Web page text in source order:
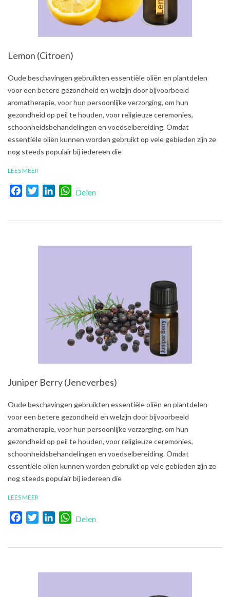
Lemon (Citroen)
2021-
Oude beschavingen gebruikten essentiële oliën en plantdelen
voor een betere gezondheid en welzijn door bijvoorbeeld
aromatherapie, voor hun persoonlijke verzorging, om hun
gezondheid op peil te houden, voor religieuze ceremonies,
schoonheidsbehandelingen en voedselbereiding. Omdat
essentiële oliën kunnen worden gebruikt op vele gebieden zijn ze
nog steeds populair bij iedereen die
LEES MEER
FacebookTwitterLinkedInWhatsApp
Delen
Juniper Berry (Jeneverbes)
2021-
Oude beschavingen gebruikten essentiële oliën en plantdelen
voor een betere gezondheid en welzijn door bijvoorbeeld
aromatherapie, voor hun persoonlijke verzorging, om hun
gezondheid op peil te houden, voor religieuze ceremonies,
schoonheidsbehandelingen en voedselbereiding. Omdat
essentiële oliën kunnen worden gebruikt op vele gebieden zijn ze
nog steeds populair bij iedereen die
LEES MEER
FacebookTwitterLinkedInWhatsApp
Delen